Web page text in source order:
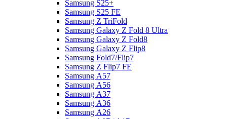
Samsung S25+
Samsung S25 FE
Samsung Z TriFold
Samsung Galaxy Z Fold 8 Ultra
Samsung Galaxy Z Fold8
Samsung Galaxy Z Flip8
Samsung Fold7/Flip7
Samsung Z Flip7 FE
Samsung А57
Samsung А56
Samsung А37
Samsung А36
Samsung А26